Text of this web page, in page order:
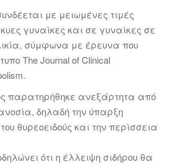
με μειωμένες τιμές
γυναίκες και σε γυναίκες σε
σύμφωνα με έρευνα που
The Journal of Clinical
παρατηρήθηκε ανεξάρτητα από
δηλαδή την ύπαρξη
θυρεοειδούς και την περίσσεια
ότι η έλλειψη σιδήρου θα